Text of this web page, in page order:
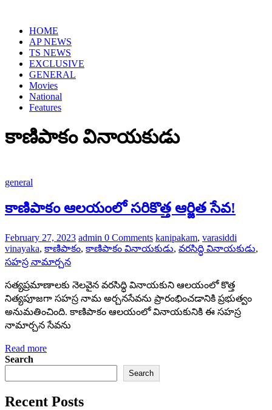
contentHOME
AP NEWS
TS NEWS
EXCLUSIVE
GENERAL
Movies
National
Features
కాణిపాకం వినాయకుడు
general
కాణిపాకం ఆలయంలో సరికొత్త ఆర్జిత సేవ!
February 27, 2023 admin 0 Comments kanipakam, varasiddi
vinayaka, కాణిపాకం, కాణిపాకం వినాయకుడు, వరసిద్ధి వినాయకుడు,
సహస్ర నామార్చన
సత్యప్రమాణాలకు నెలవైన వరసిద్ధి వినాయకుని ఆలయంలో కొత్త
నిత్యపూజగా సహస్ర నామ అర్చనసేవను ప్రారంభించడానికి ప్రభుత్వం
అనుమతించింది. కాణిపాకం ఆలయంలో వినాయకునికి ఈ సహస్ర
నామార్చన సేవను
Read more
Search
Search
Recent Posts